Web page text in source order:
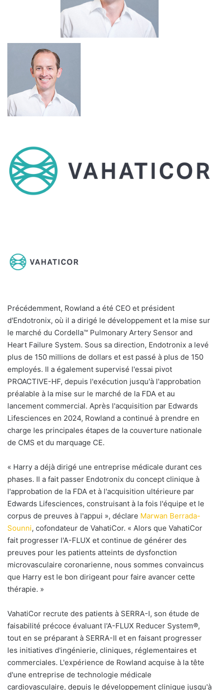
Précédemment, Rowland a été CEO et président
d'Endotronix, où il a dirigé le développement et la mise sur
le marché du Cordella™ Pulmonary Artery Sensor and
Heart Failure System. Sous sa direction, Endotronix a levé
plus de 150 millions de dollars et est passé à plus de 150
employés. Il a également supervisé l'essai pivot
PROACTIVE-HF, depuis l'exécution jusqu'à l'approbation
préalable à la mise sur le marché de la FDA et au
lancement commercial. Après l'acquisition par Edwards
Lifesciences en 2024, Rowland a continué à prendre en
charge les principales étapes de la couverture nationale
de CMS et du marquage CE.
« Harry a déjà dirigé une entreprise médicale durant ces
phases. Il a fait passer Endotronix du concept clinique à
l'approbation de la FDA et à l'acquisition ultérieure par
Edwards Lifesciences, construisant à la fois l'équipe et le
corpus de preuves à l'appui », déclare Marwan Berrada-
Sounni, cofondateur de VahatiCor. « Alors que VahatiCor
fait progresser l'A-FLUX et continue de générer des
preuves pour les patients atteints de dysfonction
microvasculaire coronarienne, nous sommes convaincus
que Harry est le bon dirigeant pour faire avancer cette
thérapie. »
VahatiCor recrute des patients à SERRA-I, son étude de
faisabilité précoce évaluant l'A-FLUX Reducer System®,
tout en se préparant à SERRA-II et en faisant progresser
les initiatives d'ingénierie, cliniques, réglementaires et
commerciales. L'expérience de Rowland acquise à la tête
d'une entreprise de technologie médicale
cardiovasculaire, depuis le développement clinique jusqu'à